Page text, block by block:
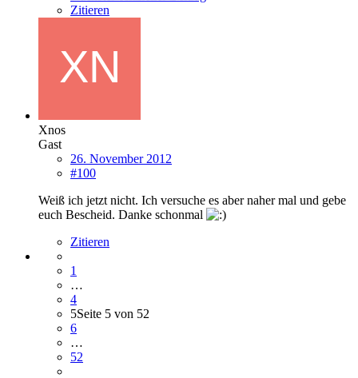
Zitieren
Xnos
Gast
26. November 2012
#100
Weiß ich jetzt nicht. Ich versuche es aber naher mal und gebe
euch Bescheid. Danke schonmal
Zitieren
1
…
4
5Seite 5 von 52
6
…
52